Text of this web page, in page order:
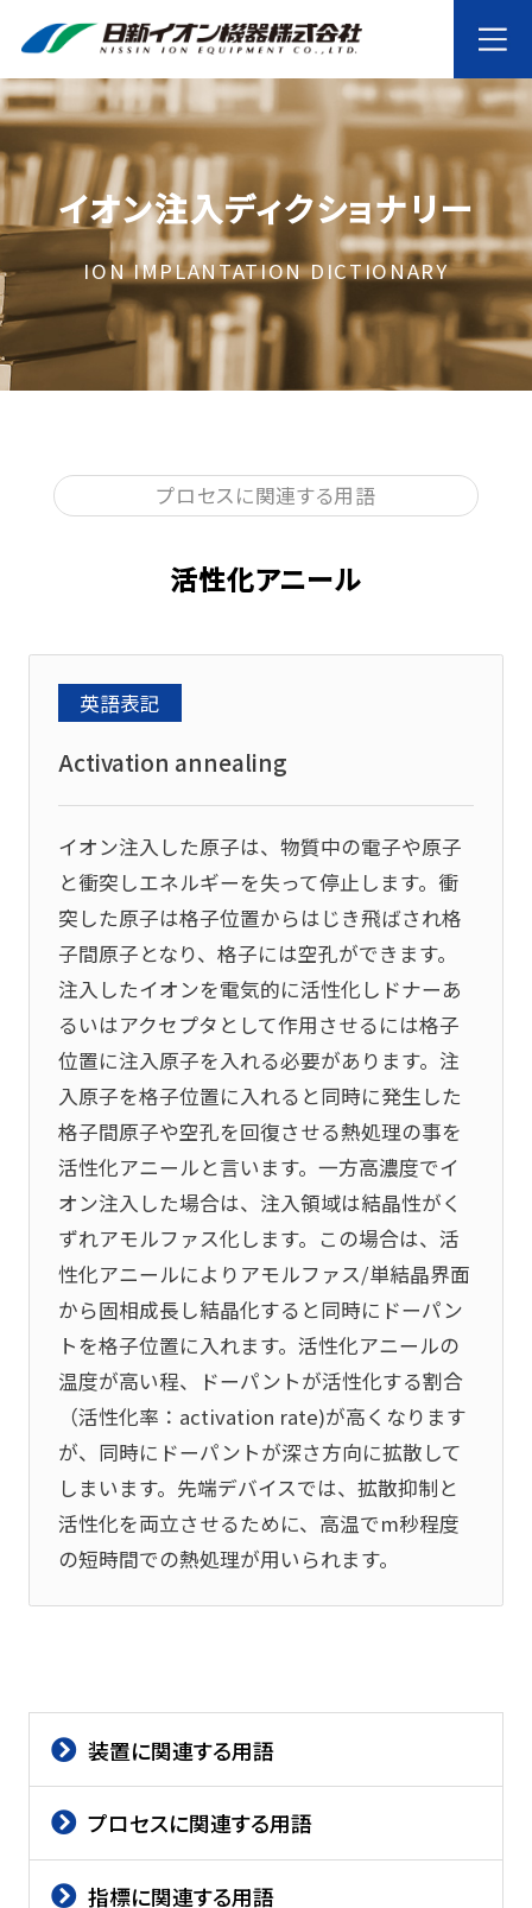
イオン注入ディクショナリー
ION IMPLANTATION DICTIONARY
プロセスに関連する用語
活性化アニール
英語表記
Activation annealing
イオン注入した原子は、物質中の電子や原子
と衝突しエネルギーを失って停止します。衝
突した原子は格子位置からはじき飛ばされ格
子間原子となり、格子には空孔ができます。
注入したイオンを電気的に活性化しドナーあ
るいはアクセプタとして作用させるには格子
位置に注入原子を入れる必要があります。注
入原子を格子位置に入れると同時に発生した
格子間原子や空孔を回復させる熱処理の事を
活性化アニールと言います。一方高濃度でイ
オン注入した場合は、注入領域は結晶性がく
ずれアモルファス化します。この場合は、活
性化アニールによりアモルファス/単結晶界面
から固相成長し結晶化すると同時にドーパン
トを格子位置に入れます。活性化アニールの
温度が高い程、ドーパントが活性化する割合
（活性化率：activation rate)が高くなります
が、同時にドーパントが深さ方向に拡散して
しまいます。先端デバイスでは、拡散抑制と
活性化を両立させるために、高温でm秒程度
の短時間での熱処理が用いられます。
装置に関連する用語
プロセスに関連する用語
指標に関連する用語